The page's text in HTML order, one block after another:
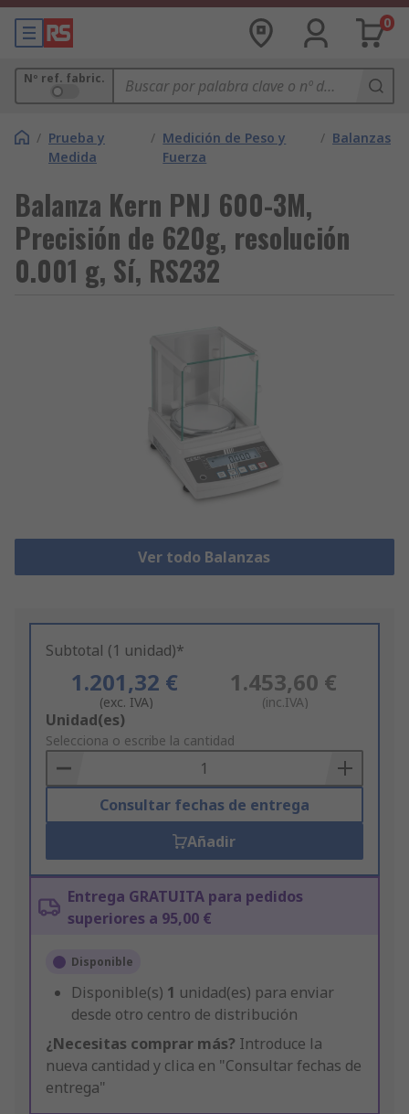
0
Nº ref. fabric.
/ Prueba y
Medida
/ Medición de Peso y
Fuerza
/ Balanzas
Balanza Kern PNJ 600-3M,
Precisión de 620g, resolución
0.001 g, Sí, RS232
Ver todo Balanzas
Subtotal (1 unidad)*
1.201,32 €
(exc. IVA)
1.453,60 €
(inc.IVA)
Add
to
Basket
Unidad(es)
Selecciona o escribe la cantidad
Consultar fechas de entrega
Añadir
Entrega GRATUITA para pedidos
superiores a 95,00 €
Disponible
Disponible(s) 1 unidad(es) para enviar
desde otro centro de distribución
¿Necesitas comprar más? Introduce la
nueva cantidad y clica en "Consultar fechas de
entrega"